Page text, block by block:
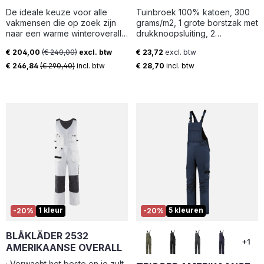
De ideale keuze voor alle
vakmensen die op zoek zijn
naar een warme winteroverall
blijven, voor werk onder barre
omstandigheden op zee of
Verkoopprijs:
€ 204,00 (€ 240,00) excl. btw
€ 246,84 (€ 290,40) incl. btw
MAAT 52
Tuinbroek 100% katoen, 300
grams/m2, 1 grote borstzak met
drukknoopsluiting, 2
achterzak en duimstokzak
Normale prijs:
€ 23,72 excl. btw
€ 28,70 incl. btw
-20% 1 kleur
BLÅKLÄDER 2532
AMERIKAANSE OVERALL
-20% 5 kleuren
+1